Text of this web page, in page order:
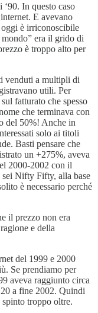
In questo caso
E avevano
è irriconoscibile
era il grido di
è troppo alto per
venduti a multipli di
utili. Per
fatturato che spesso
che terminava con
del 50%! Anche in
solo ai titoli
Basti pensare che
un +275%, aveva
2000-2002 con il
sei Nifty Fifty, alla base
è necessario perché
il prezzo non era
e della
del 1999 e 2000
Se prendiamo per
aveva raggiunto circa
a fine 2002. Quindi
troppo oltre.